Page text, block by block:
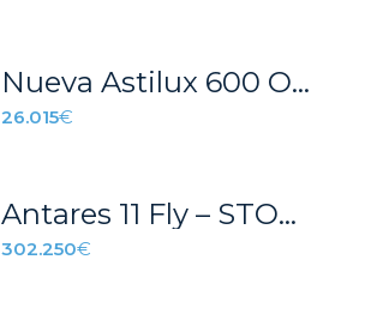
Nueva Astilux 600 Open gris
26.015€
Antares 11 Fly – STOCK
302.250€